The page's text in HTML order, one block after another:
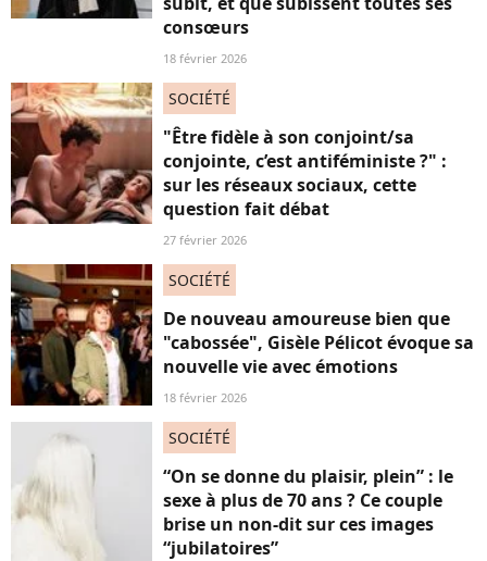
consœurs
18 février 2026
SOCIÉTÉ
"Être fidèle à son conjoint/sa
conjointe, c’est antiféministe ?" :
sur les réseaux sociaux, cette
question fait débat
27 février 2026
SOCIÉTÉ
De nouveau amoureuse bien que
"cabossée", Gisèle Pélicot évoque sa
nouvelle vie avec émotions
18 février 2026
SOCIÉTÉ
“On se donne du plaisir, plein” : le
sexe à plus de 70 ans ? Ce couple
brise un non-dit sur ces images
“jubilatoires”